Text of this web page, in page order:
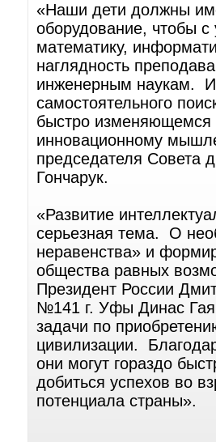
«Наши дети должны
оборудование, чтобы
математику,
наглядность
инженерным наукам.
самостоятельного
быстро изменяющемся
инновационному
председателя Совета
Гончарук.
«Развитие
серьезная тема. О
неравенства» и
общества равных
Президент России
№141 г. Уфы Динас
задачи по
цивилизации.
они могут гораздо
добиться успехов во
потенциала страны».